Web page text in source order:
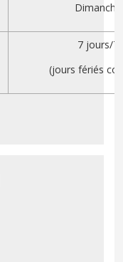
Dimanche
7 jours/7
(jours fériés